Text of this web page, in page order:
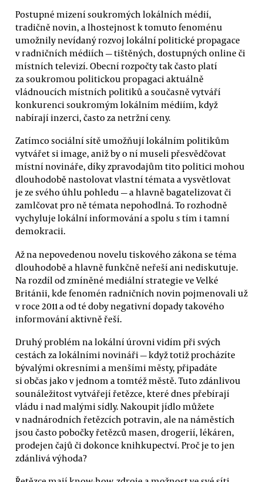
Postupné mizení soukromých lokálních médií,
tradičně novin, a lhostejnost k tomuto fenoménu
umožnily nevídaný rozvoj lokální politické propagace
v radničních médiích — tištěných, dostupných online či
místních televizí. Obecní rozpočty tak často platí
za soukromou politickou propagaci aktuálně
vládnoucích místních politiků a současně vytváří
konkurenci soukromým lokálním médiím, když
nabírají inzerci, často za netržní ceny.
Zatímco sociální sítě umožňují lokálním politikům
vytvářet si image, aniž by o ní museli přesvědčovat
místní novináře, díky zpravodajům tito politici mohou
dlouhodobě nastolovat vlastní témata a vysvětlovat
je ze svého úhlu pohledu — a hlavně bagatelizovat či
zamlčovat pro ně témata nepohodlná. To rozhodně
vychyluje lokální informování a spolu s tím i tamní
demokracii.
Až na nepovedenou novelu tiskového zákona se téma
dlouhodobě a hlavně funkčně neřeší ani nediskutuje.
Na rozdíl od zmíněné mediální strategie ve Velké
Británii, kde fenomén radničních novin pojmenovali už
v roce 2011 a od té doby negativní dopady takového
informování aktivně řeší.
Druhý problém na lokální úrovni vidím při svých
cestách za lokálními novináři — když totiž procházíte
bývalými okresními a menšími městy, připadáte
si občas jako v jednom a tomtéž městě. Tuto zdánlivou
sounáležitost vytvářejí řetězce, které dnes přebírají
vládu i nad malými sídly. Nakoupit jídlo můžete
v nadnárodních řetězcích potravin, ale na náměstích
jsou často pobočky řetězců masen, drogerií, lékáren,
prodejen čajů či dokonce knihkupectví. Proč je to jen
zdánlivá výhoda?